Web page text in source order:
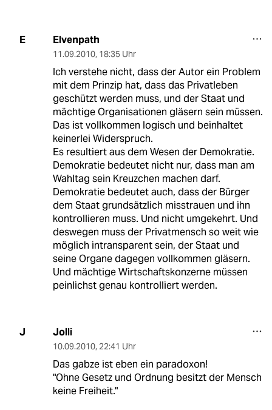
E Elvenpath
11.09.2010, 18:35 Uhr
Ich verstehe nicht, dass der Autor ein Problem
mit dem Prinzip hat, dass das Privatleben
geschützt werden muss, und der Staat und
mächtige Organisationen gläsern sein müssen.
Das ist vollkommen logisch und beinhaltet
keinerlei Widerspruch.
Es resultiert aus dem Wesen der Demokratie.
Demokratie bedeutet nicht nur, dass man am
Wahltag sein Kreuzchen machen darf.
Demokratie bedeutet auch, dass der Bürger
dem Staat grundsätzlich misstrauen und ihn
kontrollieren muss. Und nicht umgekehrt. Und
deswegen muss der Privatmensch so weit wie
möglich intransparent sein, der Staat und
seine Organe dagegen vollkommen gläsern.
Und mächtige Wirtschaftskonzerne müssen
peinlichst genau kontrolliert werden.
J Jolli
10.09.2010, 22:41 Uhr
Das gabze ist eben ein paradoxon!
"Ohne Gesetz und Ordnung besitzt der Mensch
keine Freiheit."